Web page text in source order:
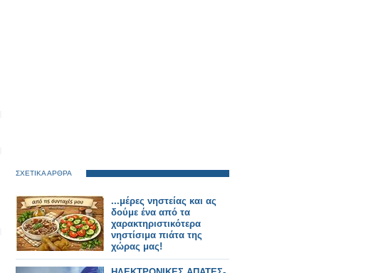
ΣΧΕΤΙΚΑ ΑΡΘΡΑ
...μέρες νηστείας και ας
δούμε ένα από τα
χαρακτηριστικότερα
νηστίσιμα πιάτα της
χώρας μας!